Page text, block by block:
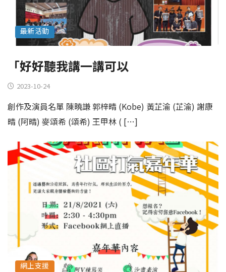
最新活動
「好好聽我講一講可以
2023-10-24
創作及演員名單 陳曉謙 郭梓晴 (Kobe) 黃芷渝 (芷渝) 謝康
晴 (阿晴) 麥頌希 (頌希) 王甲林 ( […]
網上支援